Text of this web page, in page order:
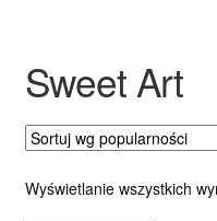
Sweet Art
Wyświetlanie wszystkich